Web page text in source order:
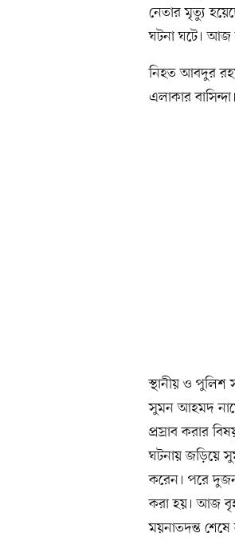
নেতার মৃত্যু
ঘটনা ঘটে। আজ
নিহত আবদুর
এলাকার বা‌সিন্দা।
স্থানীয় ও পু‌লিশ
সুমন আহমদ
প্রস্রাব করার
ঘটনায় জ‌ড়িয়ে
করেন। পরে
করা হয়। আজ
ময়নাতদন্ত শেষে